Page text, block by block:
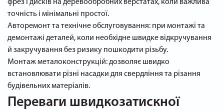
фрез і дисків на деревообробних верстатах, коли важлива
точність і мінімальні простої.
Авторемонт та технічне обслуговування: при монтажі та
демонтажі деталей, коли необхідне швидке відкручування
й закручування без ризику пошкодити різьбу.
Монтаж металоконструкцій: дозволяє швидко
встановлювати різні насадки для свердління та різання
будівельних матеріалів.
Переваги швидкозатискної